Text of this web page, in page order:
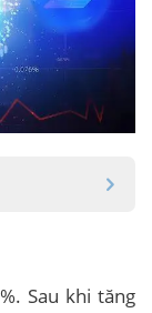
Sau khi tăng